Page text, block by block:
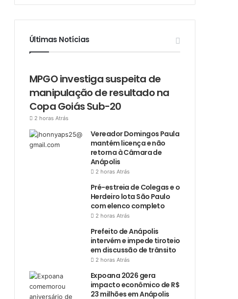
Últimas Notícias
MPGO investiga suspeita de
manipulação de resultado na
Copa Goiás Sub-20
2 horas Atrás
Vereador Domingos Paula
mantém licença e não
retorna à Câmara de
Anápolis
2 horas Atrás
Pré-estreia de Colegas e o
Herdeiro lota São Paulo
com elenco completo
2 horas Atrás
Prefeito de Anápolis
intervém e impede tiroteio
em discussão de trânsito
2 horas Atrás
Expoana 2026 gera
impacto econômico de R$
23 milhões em Anápolis